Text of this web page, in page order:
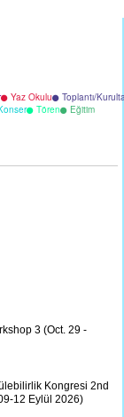
Yaz Okulu
Toplantı/
Tören
Eğitim
3 (Oct. 29 -
Kongresi 2nd
12 Eylül 2026)